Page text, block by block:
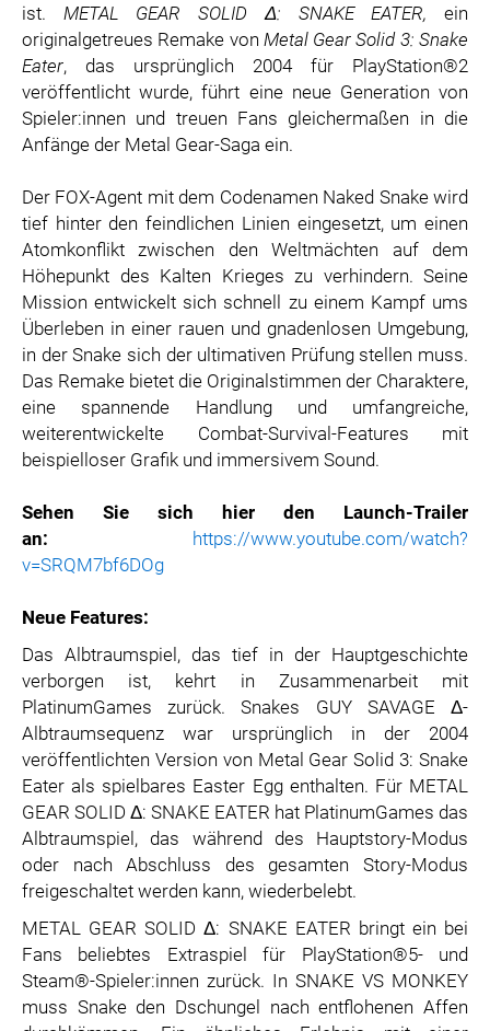
SUPERUM
MEDIA
PRESSEKONTAKT
ist. METAL GEAR SOLID Δ: SNAKE EATER,ein
originalgetreues Remake von Metal Gear Solid 3: Snake
Eater, das ursprünglich 2004 für PlayStation®2
veröffentlicht wurde, führt eine neue Generation von
Spieler:innen und treuen Fans gleichermaßen in die
Anfänge der Metal Gear-Saga ein.
Der FOX-Agent mit dem Codenamen Naked Snake wird
tief hinter den feindlichen Linien eingesetzt, um einen
Atomkonflikt zwischen den Weltmächten auf dem
Höhepunkt des Kalten Krieges zu verhindern. Seine
Mission entwickelt sich schnell zu einem Kampf ums
Überleben in einer rauen und gnadenlosen Umgebung,
in der Snake sich der ultimativen Prüfung stellen muss.
Das Remake bietet die Originalstimmen der Charaktere,
eine spannende Handlung und umfangreiche,
weiterentwickelte Combat-Survival-Features mit
beispielloser Grafik und immersivem Sound.
Sehen Sie sich hier den Launch-Trailer
an: https://www.youtube.com/watch?
v=SRQM7bf6DOg
Neue Features:
Das Albtraumspiel, das tief in der Hauptgeschichte
verborgen ist, kehrt in Zusammenarbeit mit
PlatinumGames zurück. Snakes GUY SAVAGE Δ-
Albtraumsequenz war ursprünglich in der 2004
veröffentlichten Version von Metal Gear Solid 3: Snake
Eater als spielbares Easter Egg enthalten. Für METAL
GEAR SOLID Δ: SNAKE EATER hat PlatinumGames das
Albtraumspiel, das während des Hauptstory-Modus
oder nach Abschluss des gesamten Story-Modus
freigeschaltet werden kann, wiederbelebt.
METAL GEAR SOLID Δ: SNAKE EATER bringt ein bei
Fans beliebtes Extraspiel für PlayStation®5- und
Steam®-Spieler:innen zurück. In SNAKE VS MONKEY
muss Snake den Dschungel nach entflohenen Affen